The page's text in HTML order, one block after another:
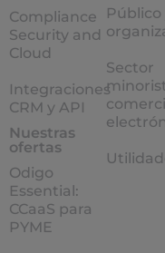
Compliance
Security and
Cloud
Integraciones
CRM y API
Nuestras
ofertas
Odigo
Essential:
CCaaS para
PYME
Público
Sector